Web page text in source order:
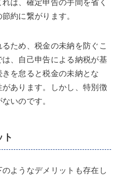
は、確定申告の手間を省く
約に繋がります。
ため、税金の未納を防ぐこ
、自己申告による納税が基
を怠ると税金の未納とな
あります。しかし、特別徴
いのです。
ト
ようなデメリットも存在し